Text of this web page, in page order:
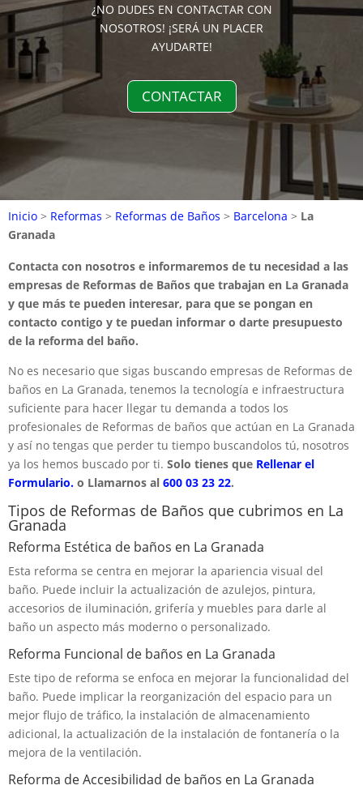
¿NO DUDES EN CONTACTAR CON
NOSOTROS! ¡SERÁ UN PLACER
AYUDARTE!
CONTACTAR
Inicio > Reformas > Reformas de Baños > Barcelona > La
Granada
Contacta con nosotros e informaremos de tu necesidad a las
empresas de Reformas de Baños que trabajan en La Granada
y que más te pueden interesar, para que se pongan en
contacto contigo y te puedan informar o darte presupuesto
de la reforma del baño.
No es necesario que sigas buscando empresas de Reformas de
baños en La Granada, tenemos la tecnología e infraestructura
suficiente para hacer llegar tu demanda a todos los
profesionales de Reformas de baños que actúan en La Granada
y así no tengas que perder tu tiempo buscandolos tú, nosotros
ya los hemos buscado por ti. Solo tienes que Rellenar el
Formulario. o Llamarnos al 600 03 23 22.
Tipos de Reformas de Baños que cubrimos en La
Granada
Reforma Estética de baños en La Granada
Esta reforma se centra en mejorar la apariencia visual del
baño. Puede incluir la actualización de azulejos, pintura,
accesorios de iluminación, grifería y muebles para darle al
baño un aspecto más moderno o personalizado.
Reforma Funcional de baños en La Granada
Este tipo de reforma se enfoca en mejorar la funcionalidad del
baño. Puede implicar la reorganización del espacio para un
mejor flujo de tráfico, la instalación de almacenamiento
adicional, la actualización de la instalación de fontanería o la
mejora de la ventilación.
Reforma de Accesibilidad de baños en La Granada